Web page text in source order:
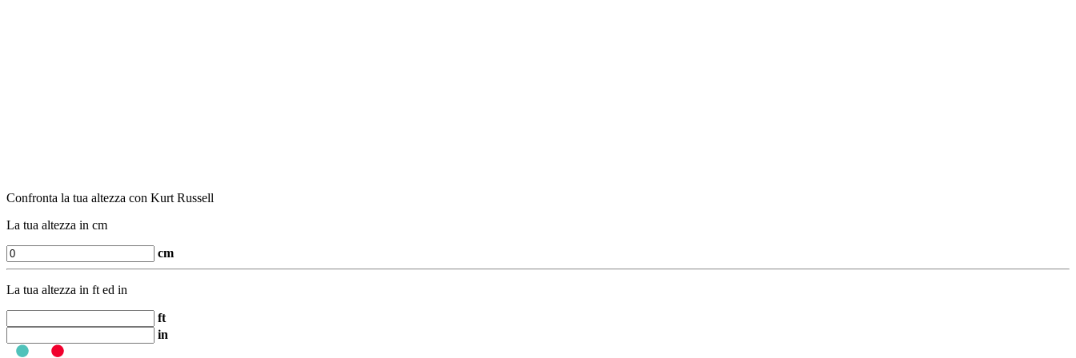
Confronta la tua altezza con Kurt Russell
La tua altezza in cm
cm
La tua altezza in ft ed in
ft
in